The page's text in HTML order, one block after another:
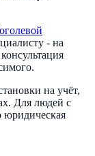
- на
на учёт,
Для людей с
юридическая